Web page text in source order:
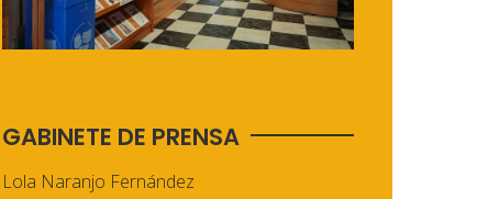
GABINETE DE PRENSA
Lola Naranjo Fernández